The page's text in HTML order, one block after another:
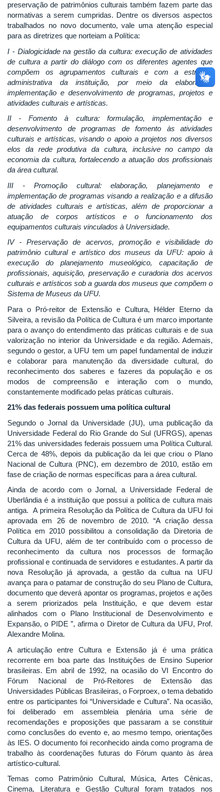
preservação de patrimônios culturais também fazem parte das
normativas a serem cumpridas. Dentre os diversos aspectos
trabalhados no novo documento, vale uma atenção especial
para as diretrizes que norteiam a Política:
I - Dialogicidade na gestão da cultura: execução de atividades
de cultura a partir do diálogo com os diferentes agentes que
compõem os agrupamentos culturais e com a estrutura
administrativa da instituição, por meio da elaboração,
implementação e desenvolvimento de programas, projetos e
atividades culturais e artísticas.
II - Fomento à cultura: formulação, implementação e
desenvolvimento de programas de fomento às atividades
culturais e artísticas, visando o apoio a projetos nos diversos
elos da rede produtiva da cultura, inclusive no campo da
economia da cultura, fortalecendo a atuação dos profissionais
da área cultural.
III - Promoção cultural: elaboração, planejamento e
implementação de programas visando a realização e a difusão
de atividades culturais e artísticas, além de proporcionar a
atuação de corpos artísticos e o funcionamento dos
equipamentos culturais vinculados à Universidade.
IV - Preservação de acervos, promoção e visibilidade do
patrimônio cultural e artístico dos museus da UFU: apoio à
execução do planejamento museológico, capacitação de
profissionais, aquisição, preservação e curadoria dos acervos
culturais e artísticos sob a guarda dos museus que compõem o
Sistema de Museus da UFU.
Para o Pró-reitor de Extensão e Cultura, Hélder Eterno da
Silveira, a revisão da Política de Cultura é um marco importante
para o avanço do entendimento das práticas culturais e de sua
valorização no interior da Universidade e da região. Ademais,
segundo o gestor, a UFU tem um papel fundamental de induzir
e colaborar para manutenção da diversidade cultural, do
reconhecimento dos saberes e fazeres da população e os
modos de compreensão e interação com o mundo,
constantemente modificado pelas práticas culturais.
21% das federais possuem uma política cultural
Segundo o Jornal da Universidade (JU), uma publicação da
Universidade Federal do Rio Grande do Sul (UFRGS), apenas
21% das universidades federais possuem uma Política Cultural.
Cerca de 48%, depois da publicação da lei que criou o Plano
Nacional de Cultura (PNC), em dezembro de 2010, estão em
fase de criação de normas específicas para a área cultural.
Ainda de acordo com o Jornal, a Universidade Federal de
Uberlândia é a instituição que possui a política de cultura mais
antiga. A primeira Resolução da Política de Cultura da UFU foi
aprovada em 26 de novembro de 2010. “A criação dessa
Política em 2010 possibilitou a consolidação da Diretoria de
Cultura da UFU, além de ter contribuído com o processo de
reconhecimento da cultura nos processos de formação
profissional e continuada de servidores e estudantes. A partir da
nova Resolução já aprovada, a gestão da cultua na UFU
avança para o patamar de construção do seu Plano de Cultura,
documento que deverá apontar os programas, projetos e ações
a serem priorizados pela Instituição, e que devem estar
alinhados com o Plano Institucional de Desenvolvimento e
Expansão, o PIDE ”, afirma o Diretor de Cultura da UFU, Prof.
Alexandre Molina.
A articulação entre Cultura e Extensão já é uma prática
recorrente em boa parte das Instituições de Ensino Superior
brasileiras. Em abril de 1992, na ocasião do VI Encontro do
Fórum Nacional de Pró-Reitores de Extensão das
Universidades Públicas Brasileiras, o Forproex, o tema debatido
entre os participantes foi “Universidade e Cultura”. Na ocasião,
foi deliberado em assembleia plenária uma série de
recomendações e proposições que passaram a se constituir
como conclusões do evento e, ao mesmo tempo, orientações
às IES. O documento foi reconhecido ainda como programa de
trabalho às coordenações futuras do Fórum quanto às área
artístico-cultural.
Temas como Patrimônio Cultural, Música, Artes Cênicas,
Cinema, Literatura e Gestão Cultural foram tratados nos